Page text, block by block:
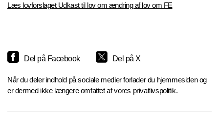
Læs lovforslaget Udkast til lov om ændring af lov om FE
Del på Facebook Del på X
Når du deler indhold på sociale medier forlader du hjemmesiden og
er dermed ikke længere omfattet af vores privatlivspolitik.